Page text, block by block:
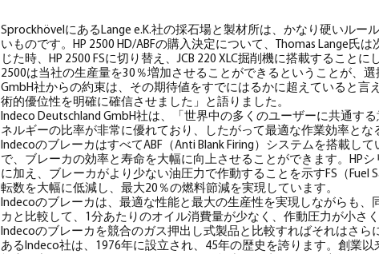
SprockhövelにあるLange e.K.社の採石場と製材所は、かなり硬いルー
いものです。HP 2500 HD/ABFの購入決定について、Thomas Lange氏
じた時、HP 2500 FSに切り替え、JCB 220 XLC掘削機に搭載すること
2500は当社の生産量を30％増加させることができるということが、
GmbH社からの約束は、その期待値をすでにはるかに超えていると言
術的優位性を明確に確信させました」と語りました。
Indeco Deutschland GmbH社は、「世界中の多くのユーザーに共通す
ネルギーの比率が非常に優れており、したがって最適な作業効率とな
IndecoのブレーカはすべてABF（Anti Blank Firing）システムを搭載し
で、ブレーカの効率と寿命を大幅に向上させることができます。HP
に加え、ブレーカがより少ない油圧力で作動することを示すFS（Fuel
転数を大幅に低減し、最大20％の燃料節減を実現しています。
Indecoのブレーカは、最適な性能と最大の生産性を実現しながらも
カと比較して、1分あたりのオイル消費量が少なく、作動圧力が小さ
Indecoのブレーカを競合のガス押出し式製品と比較すればそれはさ
あるIndeco社は、1976年に設立され、45年の歴史を誇ります。創業